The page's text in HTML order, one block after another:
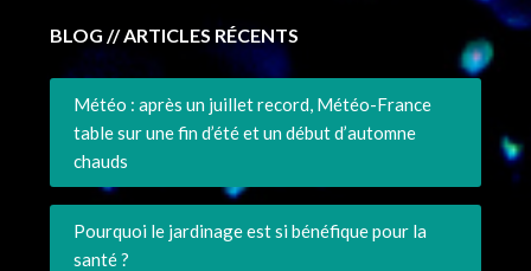
BLOG // ARTICLES RÉCENTS
Météo : après un juillet record, Météo-France
table sur une fin d’été et un début d’automne
chauds
Pourquoi le jardinage est si bénéfique pour la
santé ?